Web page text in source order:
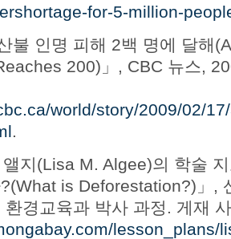
for-5-million-
불 인명 피해 2백 명에 달해
200)」, CBC 뉴스,
world/story/2009/02/
.
지(Lisa M. Algee)의 학술
is Deforestation?)」,
환경교육과 박사 과정. 게재
lesson_plans/